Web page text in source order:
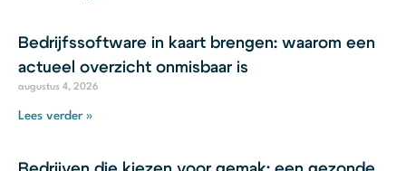
Bedrijfssoftware in kaart brengen: waarom een
actueel overzicht onmisbaar is
augustus 4, 2026
Lees verder »